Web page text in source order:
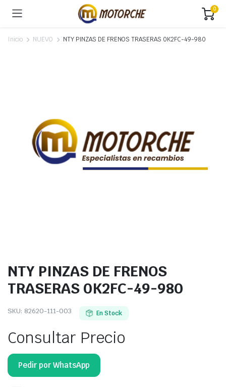
0
Inicio NUEVO NTY PINZAS DE FRENOS TRASERAS 0K2FC-49-980
NTY PINZAS DE FRENOS
TRASERAS 0K2FC-49-980
SKU: 82620-111-003 En Stock
Consultar Precio
Pedir por WhatsApp